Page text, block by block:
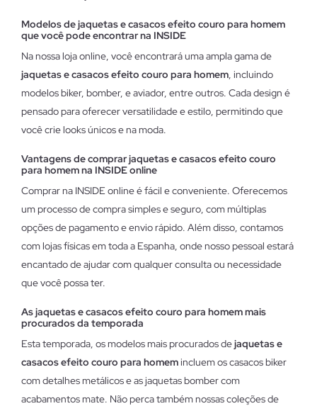
Modelos de jaquetas e casacos efeito couro para homem
que você pode encontrar na INSIDE
Na nossa loja online, você encontrará uma ampla gama de
jaquetas e casacos efeito couro para homem, incluindo
modelos biker, bomber, e aviador, entre outros. Cada design é
pensado para oferecer versatilidade e estilo, permitindo que
você crie looks únicos e na moda.
Vantagens de comprar jaquetas e casacos efeito couro
para homem na INSIDE online
Comprar na INSIDE online é fácil e conveniente. Oferecemos
um processo de compra simples e seguro, com múltiplas
opções de pagamento e envio rápido. Além disso, contamos
com lojas físicas em toda a Espanha, onde nosso pessoal estará
encantado de ajudar com qualquer consulta ou necessidade
que você possa ter.
As jaquetas e casacos efeito couro para homem mais
procurados da temporada
Esta temporada, os modelos mais procurados dejaquetas e
casacos efeito couro para homemincluem os casacos biker
com detalhes metálicos e as jaquetas bomber com
acabamentos mate. Não perca também nossas coleções de